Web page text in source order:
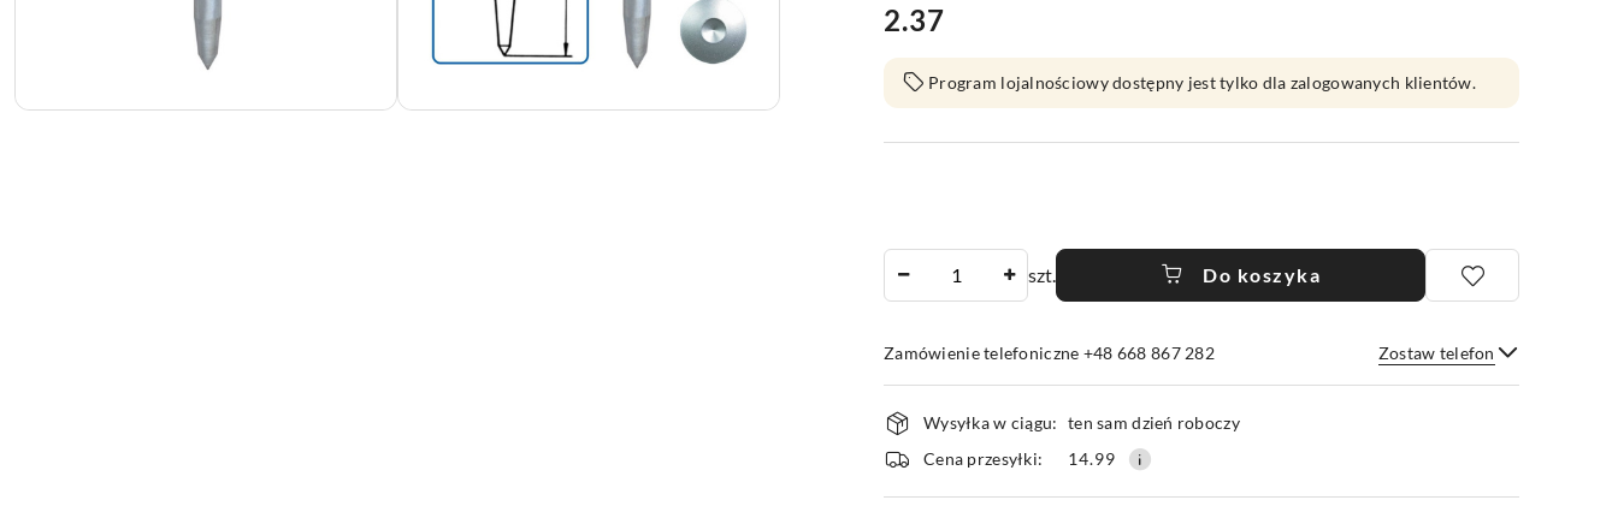
Cena:
2.37
Program lojalnościowy dostępny jest tylko dla zalogowanych klientów.
szt. Do koszyka
Zamówienie telefoniczne +48 668 867 282 Zostaw telefon
Wyślij
Dostępność
i
dostawa
Wysyłka w ciągu: ten sam dzień roboczy
Cena przesyłki:
14.99